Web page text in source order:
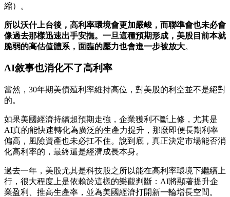
縮）。
所以沃什上台後，高利率環境會更加嚴峻，而聯準會也未必會
像過去那樣迅速出手安撫。一旦這種預期形成，美股目前本就
脆弱的高估值體系，面臨的壓力也會進一步被放大。
AI敘事也消化不了高利率
當然，30年期美債殖利率維持高位，對美股的利空並不是絕對
的。
如果美國經濟持續超預期走強，企業獲利不斷上修，尤其是
AI真的能快速轉化為廣泛的生產力提升，那麼即便長期利率
偏高，風險資產也未必扛不住。說到底，真正決定市場能否消
化高利率的，最終還是經濟成長本身。
過去一年，美股尤其是科技股之所以能在高利率環境下繼續上
行，很大程度上是依賴於這樣的樂觀判斷：AI將顯著提升企
業盈利、推高生產率，並為美國經濟打開新一輪增長空間。